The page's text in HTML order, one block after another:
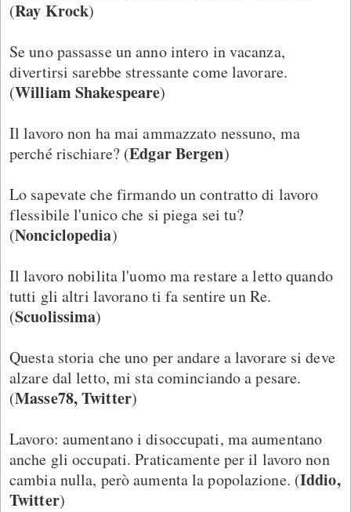
(Ray Krock)
Se uno passasse un anno intero in vacanza,
divertirsi sarebbe stressante come lavorare.
(William Shakespeare)
Il lavoro non ha mai ammazzato nessuno, ma
perché rischiare? (Edgar Bergen)
Lo sapevate che firmando un contratto di lavoro
flessibile l'unico che si piega sei tu?
(Nonciclopedia)
Il lavoro nobilita l'uomo ma restare a letto quando
tutti gli altri lavorano ti fa sentire un Re.
(Scuolissima)
Questa storia che uno per andare a lavorare si deve
alzare dal letto, mi sta cominciando a pesare.
(Masse78, Twitter)
Lavoro: aumentano i disoccupati, ma aumentano
anche gli occupati. Praticamente per il lavoro non
cambia nulla, però aumenta la popolazione. (Iddio,
Twitter)